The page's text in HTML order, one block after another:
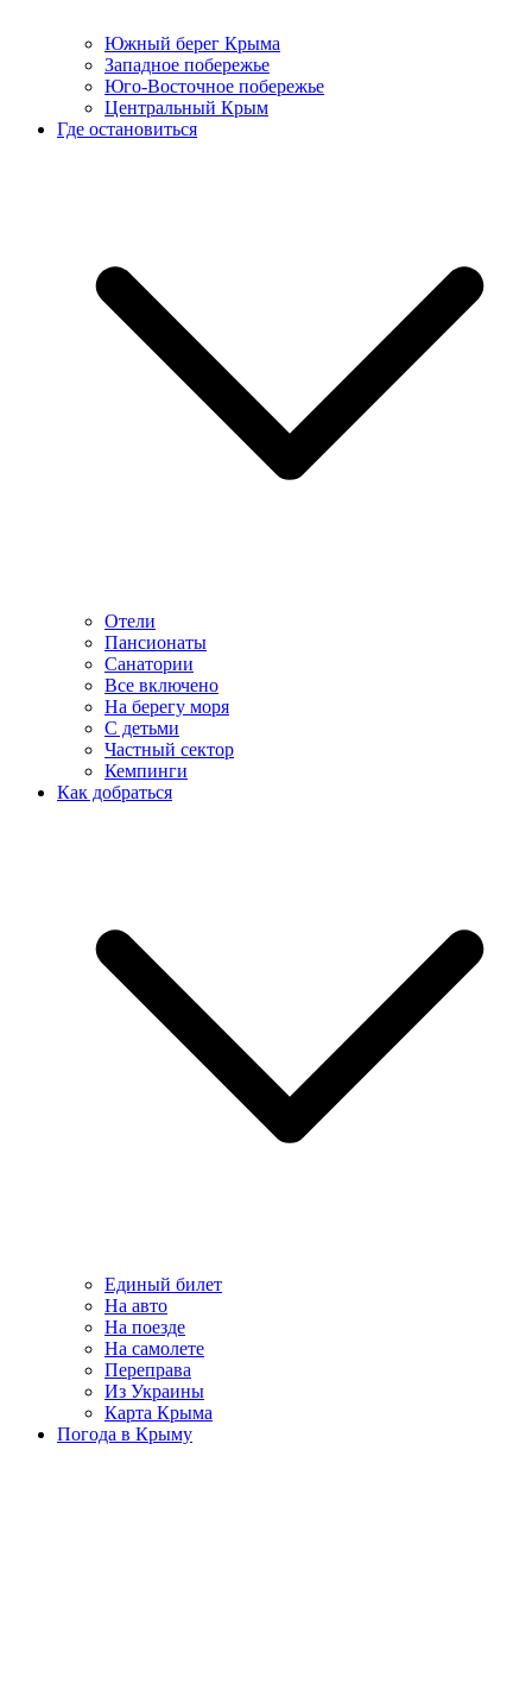
Южный берег Крыма
Западное побережье
Юго-Восточное побережье
Центральный Крым
Где остановиться
Отели
Пансионаты
Санатории
Все включено
На берегу моря
С детьми
Частный сектор
Кемпинги
Как добраться
Единый билет
На авто
На поезде
На самолете
Переправа
Из Украины
Карта Крыма
Погода в Крыму